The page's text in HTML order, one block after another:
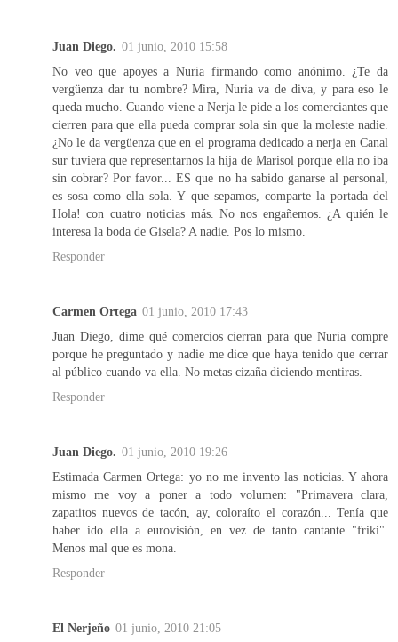
Juan Diego. 01 junio, 2010 15:58
No veo que apoyes a Nuria firmando como anónimo. ¿Te da
vergüenza dar tu nombre? Mira, Nuria va de diva, y para eso le
queda mucho. Cuando viene a Nerja le pide a los comerciantes que
cierren para que ella pueda comprar sola sin que la moleste nadie.
¿No le da vergüenza que en el programa dedicado a nerja en Canal
sur tuviera que representarnos la hija de Marisol porque ella no iba
sin cobrar? Por favor... ES que no ha sabido ganarse al personal,
es sosa como ella sola. Y que sepamos, comparte la portada del
Hola! con cuatro noticias más. No nos engañemos. ¿A quién le
interesa la boda de Gisela? A nadie. Pos lo mismo.
Responder
Carmen Ortega 01 junio, 2010 17:43
Juan Diego, dime qué comercios cierran para que Nuria compre
porque he preguntado y nadie me dice que haya tenido que cerrar
al público cuando va ella. No metas cizaña diciendo mentiras.
Responder
Juan Diego. 01 junio, 2010 19:26
Estimada Carmen Ortega: yo no me invento las noticias. Y ahora
mismo me voy a poner a todo volumen: "Primavera clara,
zapatitos nuevos de tacón, ay, coloraíto el corazón... Tenía que
haber ido ella a eurovisión, en vez de tanto cantante "friki".
Menos mal que es mona.
Responder
El Nerjeño 01 junio, 2010 21:05